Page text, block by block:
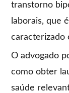
transtorno
laborais, que
caracterizado
O advogado
como obter
saúde